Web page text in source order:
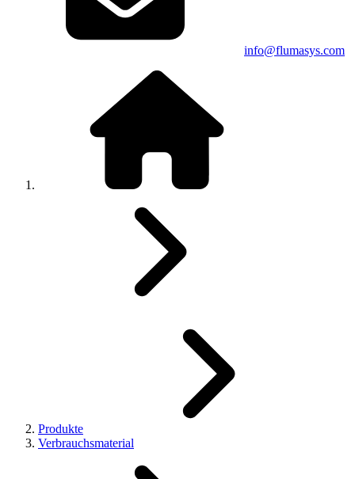
info@flumasys.com
Produkte
Verbrauchsmaterial